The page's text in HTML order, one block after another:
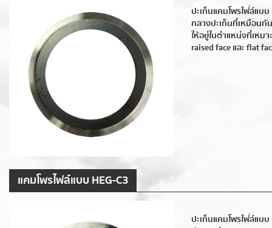
ปะเก็นแคมโพรไฟล์แบ
กลางปะเก็นที่เหมือนกั
ให้อยู่ในตำแหน่งที่เหม
raised face และ flat
แคมโพรไฟล์แบบ HEG-C3
ปะเก็นแคมโพรไฟล์แบบ